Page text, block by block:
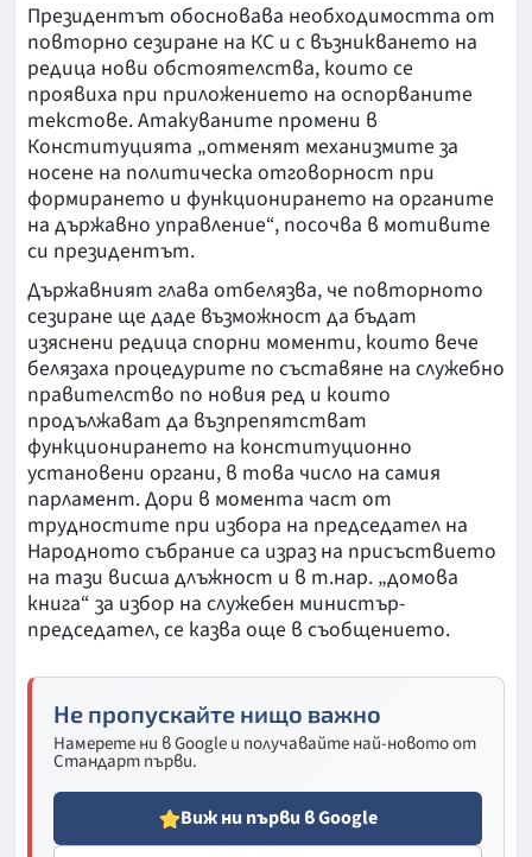
Президентът обосновава необходимостта от
повторно сезиране на КС и с възникването на
редица нови обстоятелства, които се
проявиха при приложението на оспорваните
текстове. Атакуваните промени в
Конституцията „отменят механизмите за
носене на политическа отговорност при
формирането и функционирането на органите
на държавно управление“, посочва в мотивите
си президентът.
Държавният глава отбелязва, че повторното
сезиране ще даде възможност да бъдат
изяснени редица спорни моменти, които вече
белязаха процедурите по съставяне на служебно
правителство по новия ред и които
продължават да възпрепятстват
функционирането на конституционно
установени органи, в това число на самия
парламент. Дори в момента част от
трудностите при избора на председател на
Народното събрание са израз на присъствието
на тази висша длъжност и в т.нар. „домова
книга“ за избор на служебен министър-
председател, се казва още в съобщението.
Не пропускайте нищо важно
Намерете ни в Google и получавайте най-новото от
Стандарт първи.
Виж ни първи в Google